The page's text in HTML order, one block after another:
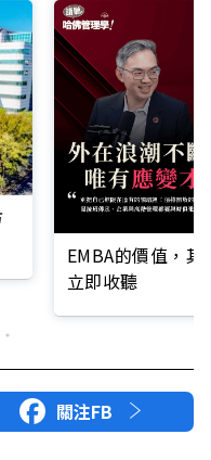
EMBA的價值，
立即收聽
關注FB